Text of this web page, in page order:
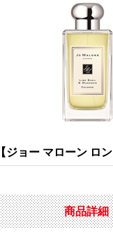
【ジョー マローン ロ
商品詳細